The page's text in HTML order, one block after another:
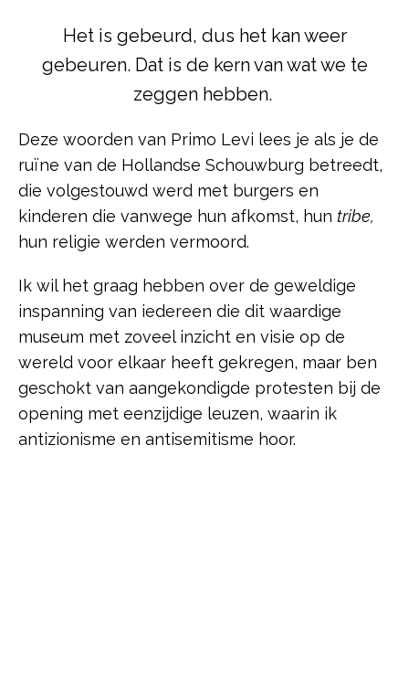
Het is gebeurd, dus het kan weer
gebeuren. Dat is de kern van wat we te
zeggen hebben.
Deze woorden van Primo Levi lees je als je de
ruïne van de Hollandse Schouwburg betreedt,
die volgestouwd werd met burgers en
kinderen die vanwege hun afkomst, hun tribe,
hun religie werden vermoord.
Ik wil het graag hebben over de geweldige
inspanning van iedereen die dit waardige
museum met zoveel inzicht en visie op de
wereld voor elkaar heeft gekregen, maar ben
geschokt van aangekondigde protesten bij de
opening met eenzijdige leuzen, waarin ik
antizionisme en antisemitisme hoor.